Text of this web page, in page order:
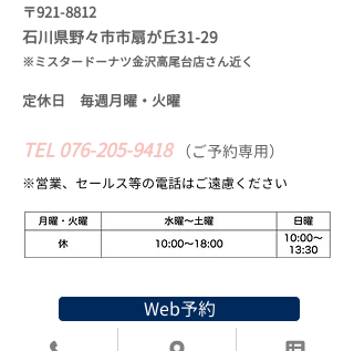
〒921-8812
石川県野々市市扇が丘31-29
※ミスタードーナツ金沢高尾台店さん近く
定休日 毎週月曜・火曜
TEL 076-205-9418​ （ご予約専用）
※営業、セールス等の​電話はご遠慮ください
Web予約